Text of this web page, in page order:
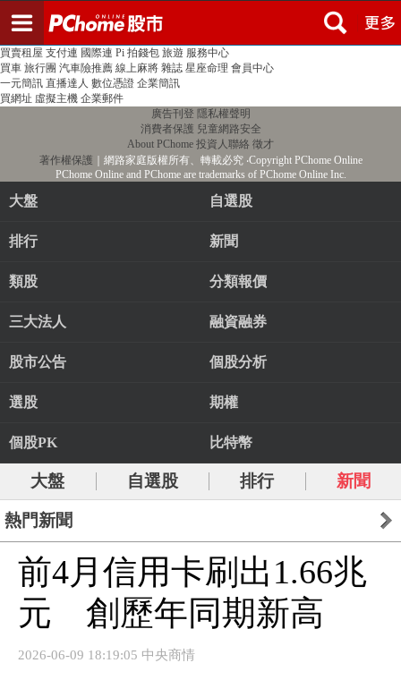
PChome首頁 線上購物 24h購物 書店
買賣租屋 支付連 國際連 Pi 拍錢包 旅遊 服務中心
買車 旅行團 汽車險推薦 線上麻將 雜誌 星座命理 會員中心
一元簡訊 直播達人 數位憑證 企業簡訊
買網址 虛擬主機 企業郵件
廣告刊登 隱私權聲明
消費者保護 兒童網路安全
About PChome 投資人聯絡 徵才
著作權保護 ｜網路家庭版權所有、轉載必究‧Copyright PChome Online
PChome Online and PChome are trademarks of PChome Online Inc.
大盤 自選股
排行 新聞
類股 分類報價
三大法人 融資融券
股市公告 個股分析
選股 期權
個股PK 比特幣
大盤 自選股 排行 新聞
熱門新聞
前4月信用卡刷出1.66兆
元 創歷年同期新高
2026-06-09 18:19:05 中央商情